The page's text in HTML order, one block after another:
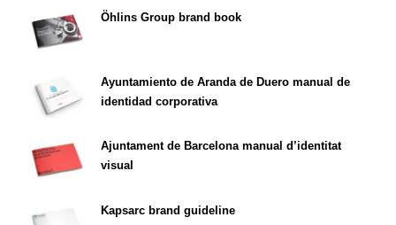
Öhlins Group brand book
Ayuntamiento de Aranda de Duero manual de
identidad corporativa
Ajuntament de Barcelona manual d’identitat
visual
Kapsarc brand guideline